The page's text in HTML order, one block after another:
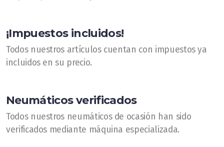
¡Impuestos incluidos!
Todos nuestros artículos cuentan con impuestos ya
incluidos en su precio.
Neumáticos verificados
Todos nuestros neumáticos de ocasión han sido
verificados mediante máquina especializada.
Dónde estamos